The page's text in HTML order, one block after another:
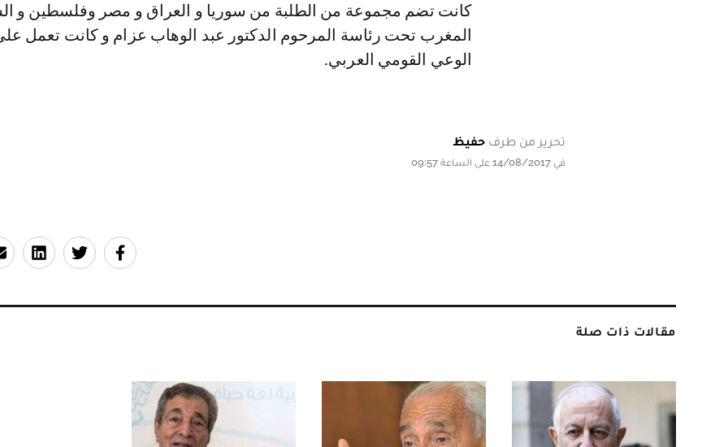
كانت تضم مجموعة من الطلبة من سوريا و العراق و مصر وفلسطين و
المغرب تحت رئاسة المرحوم الدكتور عبد الوهاب عزام و كانت تعمل
الوعي القومي العربي.
تحرير من طرف حفيظ
في 14/08/2017 على الساعة 09:57
مقالات ذات صلة